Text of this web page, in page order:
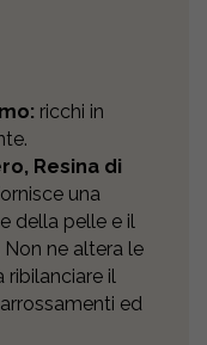
ricchi in
Resina di
una
della pelle e il
ne altera le
ribilanciare il
ed